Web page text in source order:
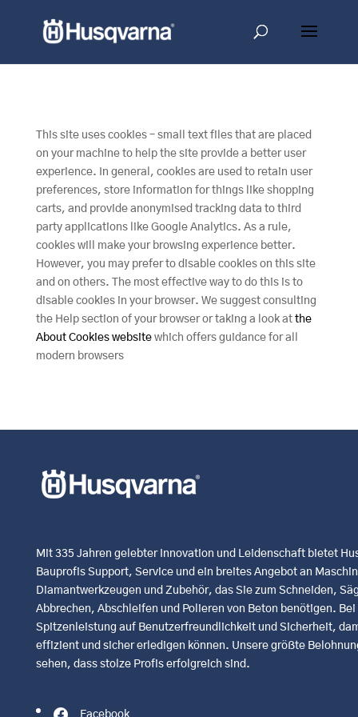
This site uses cookies – small text files that are placed
on your machine to help the site provide a better user
experience. In general, cookies are used to retain user
preferences, store information for things like shopping
carts, and provide anonymised tracking data to third
party applications like Google Analytics. As a rule,
cookies will make your browsing experience better.
However, you may prefer to disable cookies on this site
and on others. The most effective way to do this is to
disable cookies in your browser. We suggest consulting
the Help section of your browser or taking a look at the
About Cookies websitewhich offers guidance for all
modern browsers
Mit 335 Jahren gelebter Innovation und Leidenschaft bietet
Bauprofis Support, Service und ein breites Angebot an
Diamantwerkzeugen und Zubehör, das Sie zum Schneiden,
Abbrechen, Abschleifen und Polieren von Beton benötigen.
Spitzenleistung auf Benutzerfreundlichkeit und Sicherheit,
effizient und sicher erledigen können. Unsere größte
sehen, dass stolze Profis erfolgreich sind.
Facebook